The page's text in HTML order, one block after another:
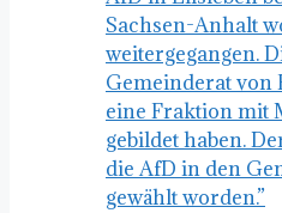
Sachsen-Anhalt
weitergegangen.
Gemeinderat von
eine Fraktion mit
gebildet haben.
die AfD in den
gewählt worden.”